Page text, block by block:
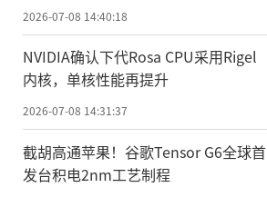
2026-07-08 14:40:18
NVIDIA确认下代Rosa CPU采用Rigel
内核，单核性能再提升
2026-07-08 14:31:37
截胡高通苹果！谷歌Tensor G6全球首
发台积电2nm工艺制程